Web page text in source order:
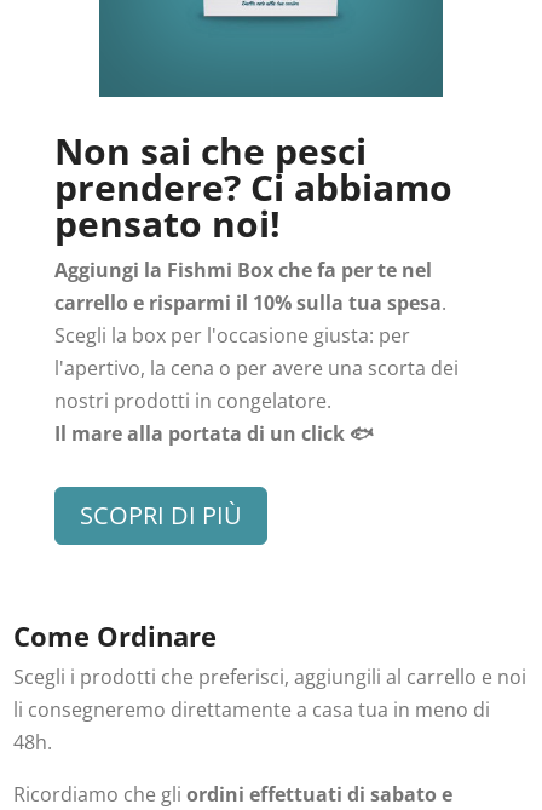
Non sai che pesci
prendere? Ci abbiamo
pensato noi!
Aggiungi la Fishmi Box che fa per te nel
carrello e risparmi il 10% sulla tua spesa.
Scegli la box per l'occasione giusta: per
l'apertivo, la cena o per avere una scorta dei
nostri prodotti in congelatore.
Il mare alla portata di un click 🐟
SCOPRI DI PIÙ
Come Ordinare
Scegli i prodotti che preferisci, aggiungili al carrello e noi
li consegneremo direttamente a casa tua in meno di
48h.
Ricordiamo che gliordini effettuati di sabato e